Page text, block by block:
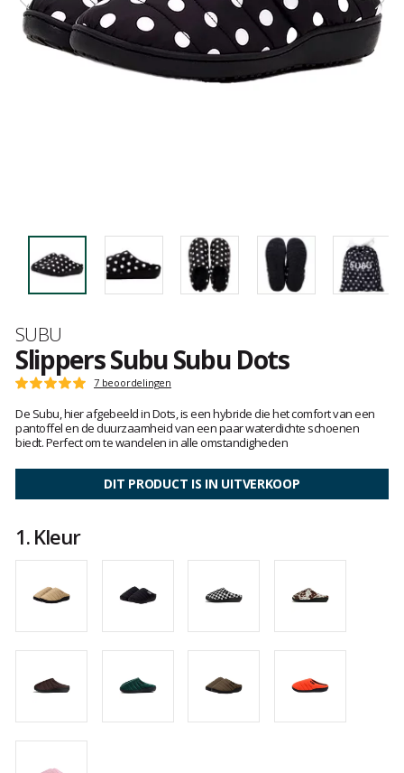
Merk
SUBU
Slippers Subu Subu Dots
Het
van
klanten
Score
:
5
op
7 beoordelingen
De Subu, hier afgebeeld in Dots, is een hybride die het comfort van een
pantoffel en de duurzaamheid van een paar waterdichte schoenen
biedt. Perfect om te wandelen in alle omstandigheden
DIT PRODUCT IS IN UITVERKOOP
1.Kleur